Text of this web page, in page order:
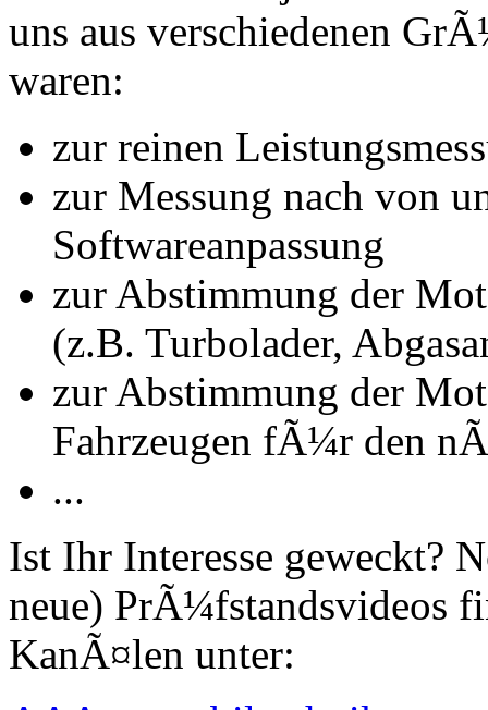
uns aus verschiedenen
waren:
zur reinen
zur Messung nach von
Softwareanpassung
zur Abstimmung der
(z.B. Turbolader,
zur Abstimmung der
Fahrzeugen fÃ¼r den
...
Ist Ihr Interesse geweckt?
neue) PrÃ¼fstandsvideos
KanÃ¤len unter: